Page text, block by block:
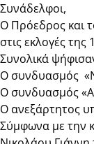
Συνάδελφοι,
Ο Πρόεδρος και
στις εκλογές
Συνολικά
Ο συνδυασμός
Ο συνδυασμός
Ο ανεξάρτητος
Σύμφωνα με την